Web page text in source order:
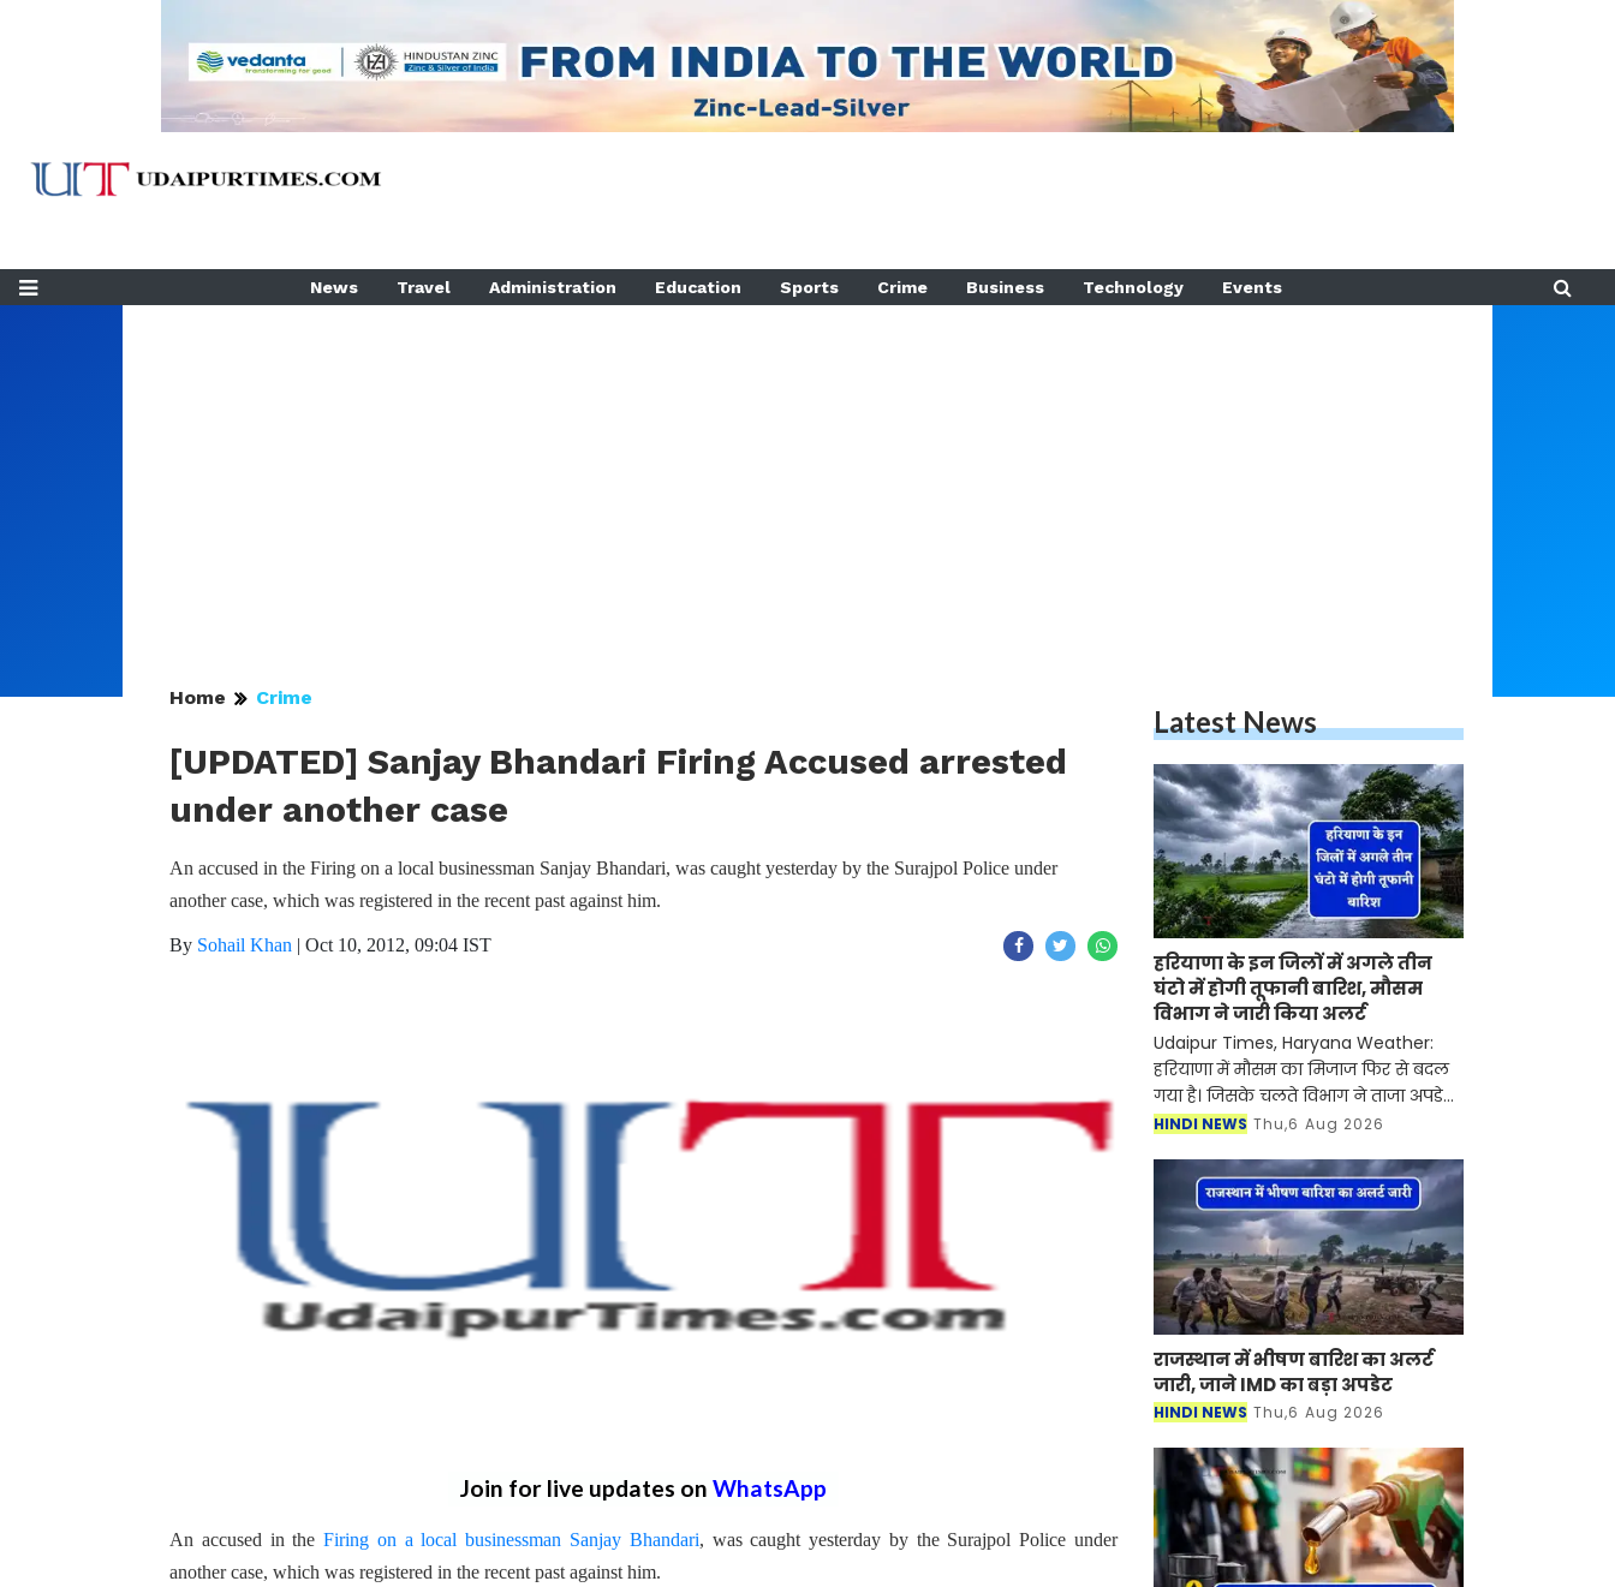
News Travel Administration Education Sports Crime Business Technology Events
Home Crime
[UPDATED] Sanjay Bhandari Firing Accused arrested
under another case
An accused in the Firing on a local businessman Sanjay Bhandari, was caught yesterday by the Surajpol Police under
another case, which was registered in the recent past against him.
By Sohail Khan | Oct 10, 2012, 09:04 IST
Join for live updates on WhatsApp
An accused in theFiring on a local businessman Sanjay Bhandari, was caught yesterday by the Surajpol Police under
another case, which was registered in the recent past against him.
Latest News
हरियाणा के इन जिलों में अगले तीन
घंटो में होगी तूफानी बारिश, मौसम
विभाग ने जारी किया अलर्ट
Udaipur Times, Haryana Weather:
हरियाणा में मौसम का मिजाज फिर से बदल
गया है। जिसके चलते विभाग ने ताजा अपडेट
जारी की है। मौसम विभाग ने जानकारी दी है
में तेज हव
HINDI NEWS Thu,6 Aug 2026
राजस्थान में भीषण बारिश का अलर्ट
जारी, जाने IMD का बड़ा अपडेट
HINDI NEWS Thu,6 Aug 2026